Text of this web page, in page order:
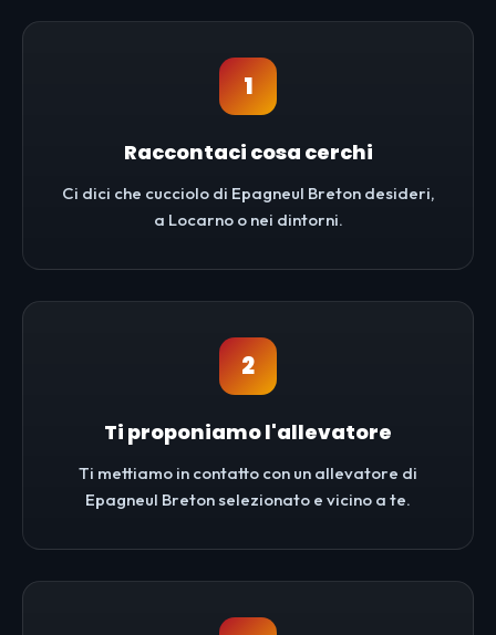
1
Raccontaci cosa cerchi
Ci dici che cucciolo di Epagneul Breton desideri,
a Locarno o nei dintorni.
2
Ti proponiamo l'allevatore
Ti mettiamo in contatto con un allevatore di
Epagneul Breton selezionato e vicino a te.